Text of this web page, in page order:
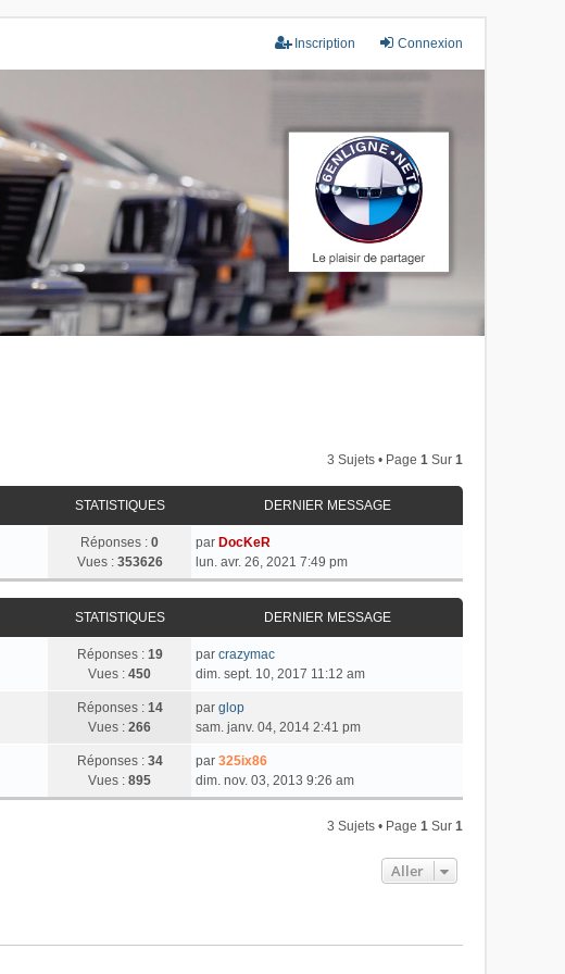
Connexion
Inscription
3 Sujets • Page 1 Sur 1
STATISTIQUES DERNIER MESSAGE
Réponses : 0
Vues : 353626
par DocKeR
lun. avr. 26, 2021 7:49 pm
STATISTIQUES DERNIER MESSAGE
Réponses : 19
Vues : 450
par crazymac
dim. sept. 10, 2017 11:12 am
Réponses : 14
Vues : 266
par glop
sam. janv. 04, 2014 2:41 pm
Réponses : 34
Vues : 895
par 325ix86
dim. nov. 03, 2013 9:26 am
3 Sujets • Page 1 Sur 1
Aller